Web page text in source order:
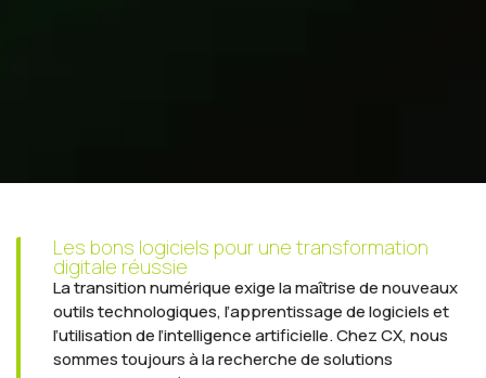
Les bons logiciels pour une transformation
digitale réussie
La transition numérique exige la maîtrise de nouveaux
outils technologiques, l’apprentissage de logiciels et
l’utilisation de l’intelligence artificielle. Chez CX, nous
sommes toujours à la recherche de solutions